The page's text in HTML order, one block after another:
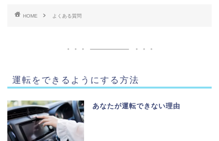
HOME よくある質問
運転をできるようにする方法
あなたが運転できない理由